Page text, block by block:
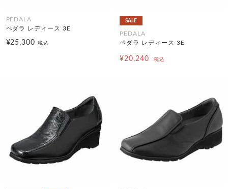
PEDALA
ペダラ レディース 3E
¥25,300税込
SALE
PEDALA
ペダラ レディース 3E
¥20,240 税込